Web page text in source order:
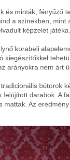
és minták, fényűző
a színekben,
képzelet játéka.
korabeli
kiegészítőkkel
arányokra nem árt
bútorok
felújított darabok. A
mattak. Az